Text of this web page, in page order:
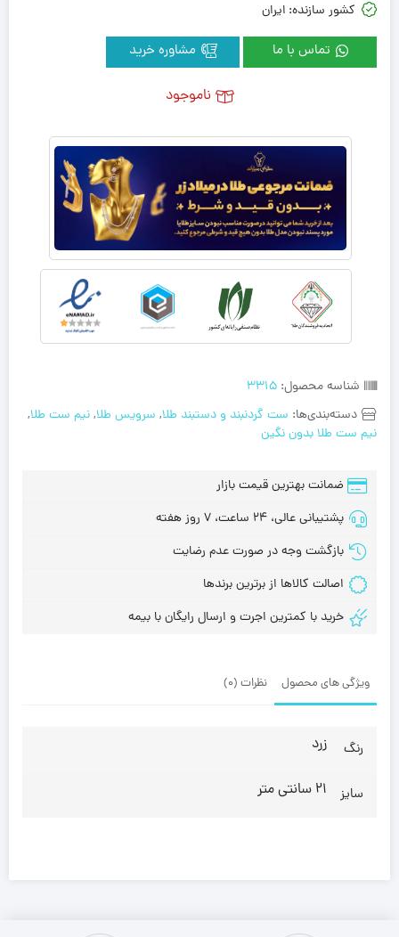
شناسه محصول: 3315
دسته‌بندی‌ها: ست گردنبند و دستبند طلا, سرویس طلا,نیم ست طلا,
نیم ست طلا بدون نگین
کشور سازنده: ایران
تماس با ما
ضمانت بهترین قیمت بازار
پشتیبانی عالی، 24 ساعت، 7 روز هفته
بازگشت وجه در صورت عدم رضایت
اصالت کالاها از برترین برندها
خرید با کمترین اجرت و ارسال رایگان با بیمه
ناموجود
ویژگی های محصول نظرات (0)
رنگ زرد
سایز 21 سانتی متر